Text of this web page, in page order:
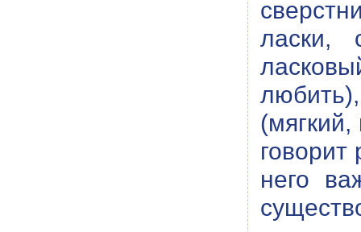
ласки,
говорит
него